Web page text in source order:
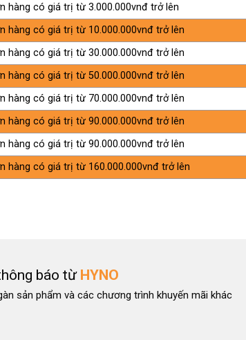
hàng có giá trị từ 3.000.000vnđ trở lên
hàng có giá trị từ 10.000.000vnđ trở lên
hàng có giá trị từ 30.000.000vnđ trở lên
hàng có giá trị từ 50.000.000vnđ trở lên
hàng có giá trị từ 70.000.000vnđ trở lên
hàng có giá trị từ 90.000.000vnđ trở lên
hàng có giá trị từ 90.000.000vnđ trở lên
hàng có giá trị từ 160.000.000vnđ trở lên
báo từ HYNO
sản phẩm và các chương trình khuyến mãi khác